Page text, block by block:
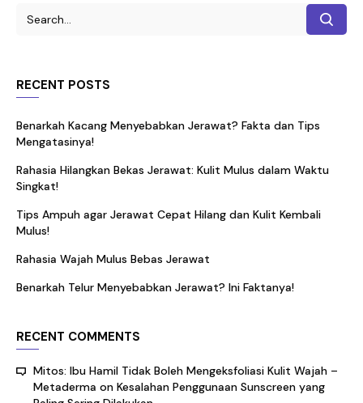
RECENT POSTS
Benarkah Kacang Menyebabkan Jerawat? Fakta dan Tips
Mengatasinya!
Rahasia Hilangkan Bekas Jerawat: Kulit Mulus dalam Waktu
Singkat!
Tips Ampuh agar Jerawat Cepat Hilang dan Kulit Kembali
Mulus!
Rahasia Wajah Mulus Bebas Jerawat
Benarkah Telur Menyebabkan Jerawat? Ini Faktanya!
RECENT COMMENTS
Mitos: Ibu Hamil Tidak Boleh Mengeksfoliasi Kulit Wajah –
Metaderma on Kesalahan Penggunaan Sunscreen yang